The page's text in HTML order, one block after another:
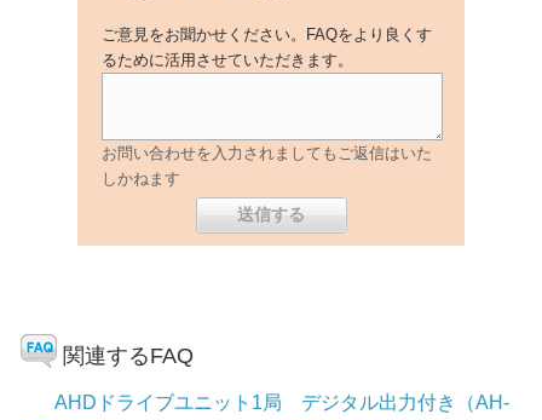
ご意見をお聞かせください。FAQをより良くす
るために活用させていただきます。
お問い合わせを入力されましてもご返信はいた
しかねます
関連するFAQ
AHDドライブユニット1局 デジタル出力付き（AH-